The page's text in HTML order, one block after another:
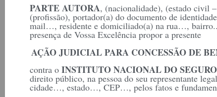
PARTE AUTORA, (nacionalidade), (estado civil
(profissão), portador(a) do documento de
mail…, residente e domiciliado(a) na rua…,
presença de Vossa Excelência propor a presente
AÇÃO JUDICIAL PARA CONCESSÃO DE
contra o INSTITUTO NACIONAL DO
direito público, na pessoa do seu representante
cidade…, estado…, CEP…, pelos fatos e